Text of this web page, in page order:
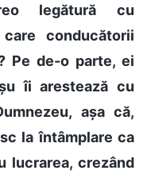
legătură cu
conducătorii
Pe de-o parte, ei
îi arestează cu
așa că,
la întâmplare ca
lucrarea, crezând